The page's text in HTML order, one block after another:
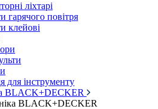
ліхтарі
гарячого повітря
клейові
для інструменту
BLACK+DECKER
BLACK+DECKER